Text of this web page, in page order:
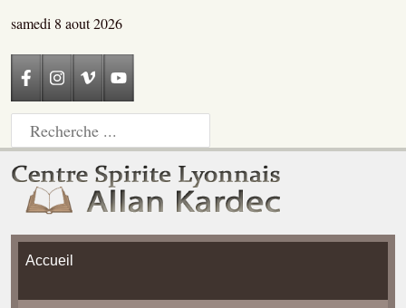
samedi 8 aout 2026
Accueil